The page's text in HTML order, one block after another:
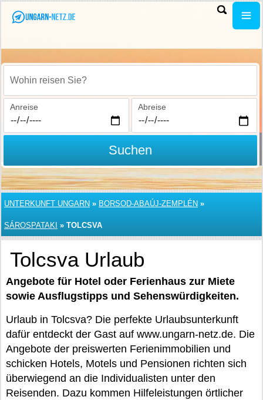
Wohin reisen Sie?
Anreise Abreise
Suchen
UNTERKUNFT UNGARN » BORSOD-ABAÚJ-ZEMPLÉN »
SÁROSPATAKI » TOLCSVA
Tolcsva Urlaub
Angebote für Hotel oder Ferienhaus zur Miete
sowie Ausflugstipps und Sehenswürdigkeiten.
Urlaub in Tolcsva? Die perfekte Urlaubsunterkunft
dafür entdeckt der Gast auf www.ungarn-netz.de. Die
Angebote der preiswerten Ferienimmobilien und
schicken Hotels, Motels und Pensionen richten sich
überwiegend an die Individualisten unter den
Reisenden. Dazu kommen Hilfeleistungen örtlicher